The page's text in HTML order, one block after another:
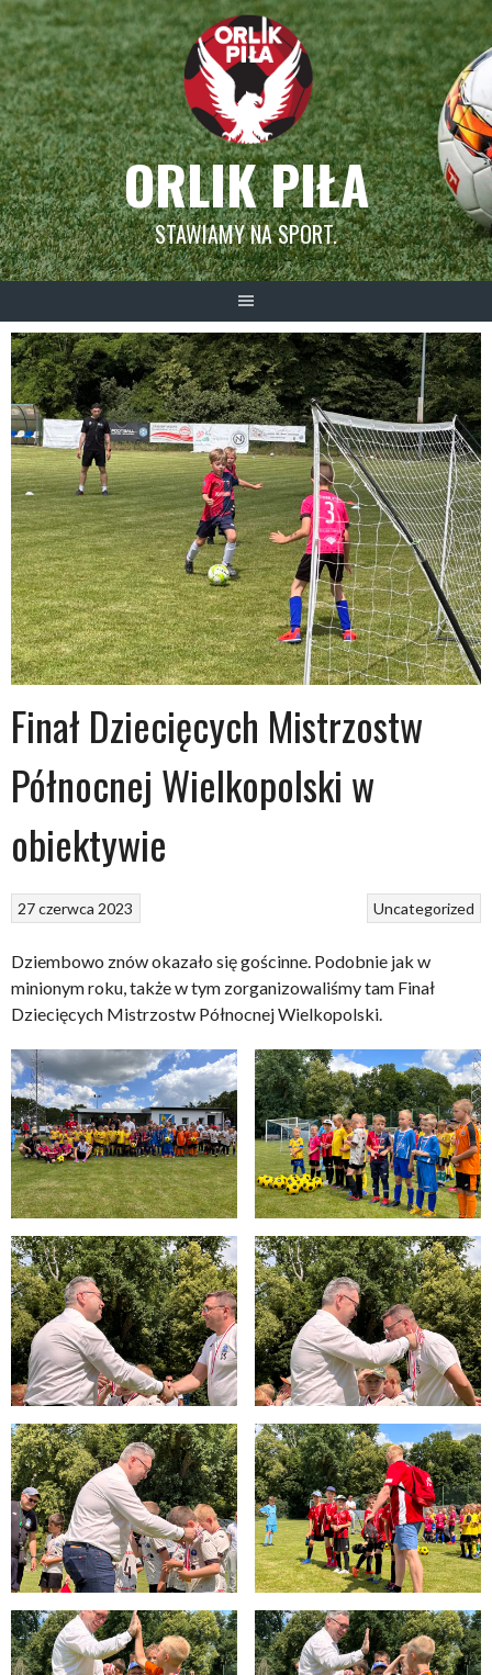
Skip
to
content
ORLIK PIŁA
STAWIAMY NA SPORT.
Finał Dziecięcych Mistrzostw
Północnej Wielkopolski w
obiektywie
Uncategorized
27 czerwca 2023
Dziembowo znów okazało się gościnne. Podobnie jak w
minionym roku, także w tym zorganizowaliśmy tam Finał
Dziecięcych Mistrzostw Północnej Wielkopolski.